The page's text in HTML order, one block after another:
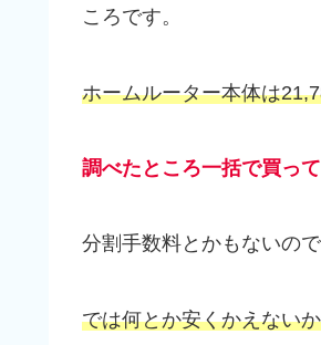
ころです。
ホームルーター本体は
調べたところ一括で買っ
分割手数料とかもないの
では何とか安くかえない